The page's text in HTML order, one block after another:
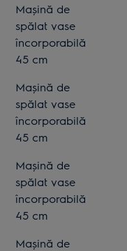
Mașină de
spălat vase
încorporabilă
45 cm
Mașină de
spălat vase
încorporabilă
45 cm
Mașină de
spălat vase
încorporabilă
45 cm
Mașină de